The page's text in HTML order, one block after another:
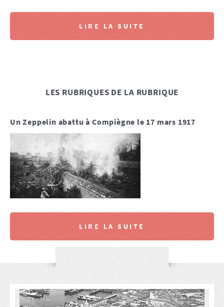
LIRE LA SUITE
LES RUBRIQUES DE LA RUBRIQUE
Un Zeppelin abattu à Compiègne le 17 mars 1917
LIRE LA SUITE